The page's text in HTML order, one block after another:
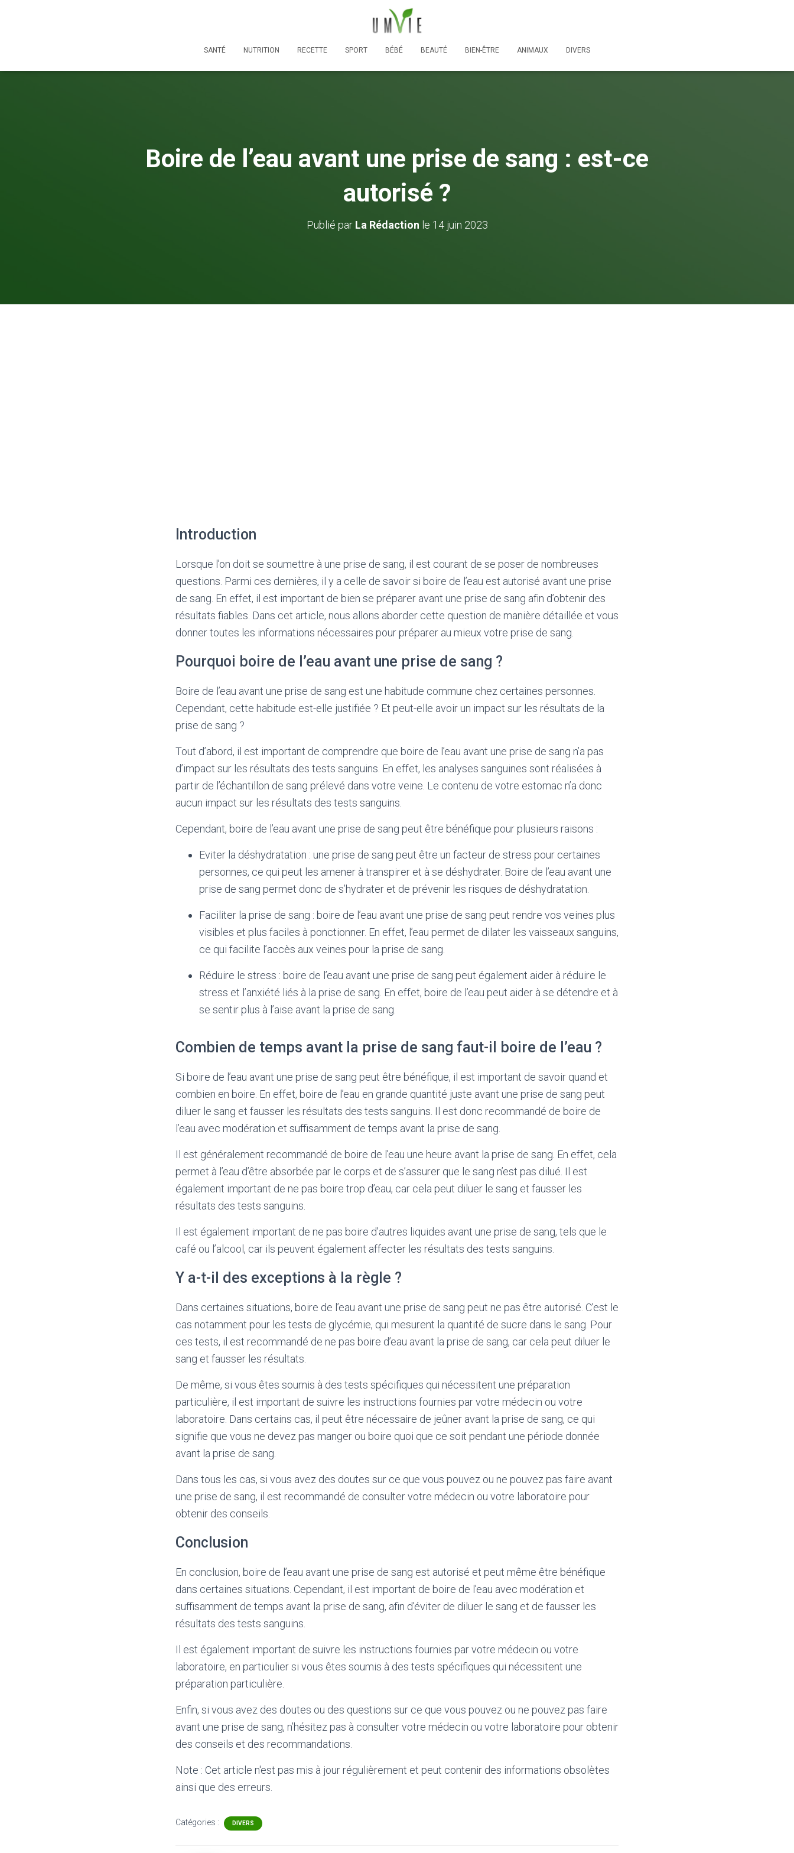
SANTÉ NUTRITION RECETTE SPORT BÉBÉ BEAUTÉ BIEN-ÊTRE ANIMAUX DIVERS
Boire de l’eau avant une prise de sang : est-ce
autorisé ?
Publié par La Rédaction le 14 juin 2023
Introduction
Lorsque l’on doit se soumettre à une prise de sang, il est courant de se poser de nombreuses
questions. Parmi ces dernières, il y a celle de savoir si boire de l’eau est autorisé avant une prise
de sang. En effet, il est important de bien se préparer avant une prise de sang afin d’obtenir des
résultats fiables. Dans cet article, nous allons aborder cette question de manière détaillée et vous
donner toutes les informations nécessaires pour préparer au mieux votre prise de sang.
Pourquoi boire de l’eau avant une prise de sang ?
Boire de l’eau avant une prise de sang est une habitude commune chez certaines personnes.
Cependant, cette habitude est-elle justifiée ? Et peut-elle avoir un impact sur les résultats de la
prise de sang ?
Tout d’abord, il est important de comprendre que boire de l’eau avant une prise de sang n’a pas
d’impact sur les résultats des tests sanguins. En effet, les analyses sanguines sont réalisées à
partir de l’échantillon de sang prélevé dans votre veine. Le contenu de votre estomac n’a donc
aucun impact sur les résultats des tests sanguins.
Cependant, boire de l’eau avant une prise de sang peut être bénéfique pour plusieurs raisons :
Eviter la déshydratation : une prise de sang peut être un facteur de stress pour certaines
personnes, ce qui peut les amener à transpirer et à se déshydrater. Boire de l’eau avant une
prise de sang permet donc de s’hydrater et de prévenir les risques de déshydratation.
Faciliter la prise de sang : boire de l’eau avant une prise de sang peut rendre vos veines plus
visibles et plus faciles à ponctionner. En effet, l’eau permet de dilater les vaisseaux sanguins,
ce qui facilite l’accès aux veines pour la prise de sang.
Réduire le stress : boire de l’eau avant une prise de sang peut également aider à réduire le
stress et l’anxiété liés à la prise de sang. En effet, boire de l’eau peut aider à se détendre et à
se sentir plus à l’aise avant la prise de sang.
Combien de temps avant la prise de sang faut-il boire de l’eau ?
Si boire de l’eau avant une prise de sang peut être bénéfique, il est important de savoir quand et
combien en boire. En effet, boire de l’eau en grande quantité juste avant une prise de sang peut
diluer le sang et fausser les résultats des tests sanguins. Il est donc recommandé de boire de
l’eau avec modération et suffisamment de temps avant la prise de sang.
Il est généralement recommandé de boire de l’eau une heure avant la prise de sang. En effet, cela
permet à l’eau d’être absorbée par le corps et de s’assurer que le sang n’est pas dilué. Il est
également important de ne pas boire trop d’eau, car cela peut diluer le sang et fausser les
résultats des tests sanguins.
Il est également important de ne pas boire d’autres liquides avant une prise de sang, tels que le
café ou l’alcool, car ils peuvent également affecter les résultats des tests sanguins.
Y a-t-il des exceptions à la règle ?
Dans certaines situations, boire de l’eau avant une prise de sang peut ne pas être autorisé. C’est le
cas notamment pour les tests de glycémie, qui mesurent la quantité de sucre dans le sang. Pour
ces tests, il est recommandé de ne pas boire d’eau avant la prise de sang, car cela peut diluer le
sang et fausser les résultats.
De même, si vous êtes soumis à des tests spécifiques qui nécessitent une préparation
particulière, il est important de suivre les instructions fournies par votre médecin ou votre
laboratoire. Dans certains cas, il peut être nécessaire de jeûner avant la prise de sang, ce qui
signifie que vous ne devez pas manger ou boire quoi que ce soit pendant une période donnée
avant la prise de sang.
Dans tous les cas, si vous avez des doutes sur ce que vous pouvez ou ne pouvez pas faire avant
une prise de sang, il est recommandé de consulter votre médecin ou votre laboratoire pour
obtenir des conseils.
Conclusion
En conclusion, boire de l’eau avant une prise de sang est autorisé et peut même être bénéfique
dans certaines situations. Cependant, il est important de boire de l’eau avec modération et
suffisamment de temps avant la prise de sang, afin d’éviter de diluer le sang et de fausser les
résultats des tests sanguins.
Il est également important de suivre les instructions fournies par votre médecin ou votre
laboratoire, en particulier si vous êtes soumis à des tests spécifiques qui nécessitent une
préparation particulière.
Enfin, si vous avez des doutes ou des questions sur ce que vous pouvez ou ne pouvez pas faire
avant une prise de sang, n’hésitez pas à consulter votre médecin ou votre laboratoire pour obtenir
des conseils et des recommandations.
Note : Cet article n'est pas mis à jour régulièrement et peut contenir des informations obsolètes
ainsi que des erreurs.
Catégories : DIVERS